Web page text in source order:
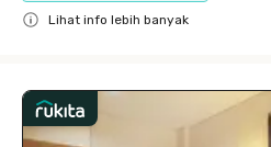
Lihat info lebih banyak